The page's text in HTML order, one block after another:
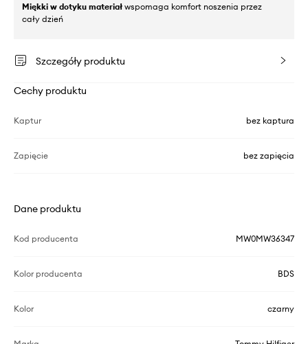
Miękki w dotyku materiał wspomaga komfort noszenia przez
cały dzień
Szczegóły produktu
Cechy produktu
Kaptur bez kaptura
Zapięcie bez zapięcia
Dane produktu
Kod producenta MW0MW36347
Kolor producenta BDS
Kolor czarny